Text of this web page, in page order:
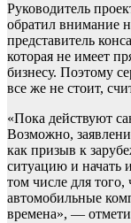
Руководитель
обратил внимание
представитель
которая не имеет
бизнесу. Поэтому
все же не стоит,
«Пока действуют
Возможно,
как призыв к
ситуацию и начать
том числе для
автомобильные
времена», —